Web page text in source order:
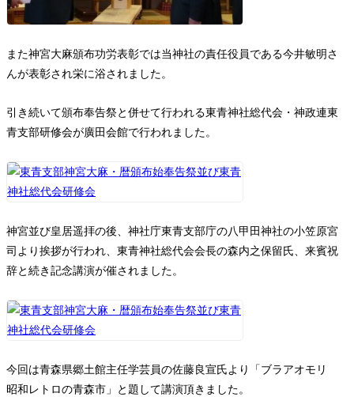
また神宮大麻頒布功労表彰では当神社の責任役員である今井敏明さ
んが表彰され栄に浴されました。
引き続いて頒布奉告祭と併せて行われる東青神社総代会・神政連東
青支部研修会が廣田会館で行われました。
神宮並び皇居遥拝の後、神社庁東青支部庁の八甲田神社の小笠原宮
司より挨拶が行われ、東青神社総代会会長の森内之保留氏、来賓祝
辞と続き記念講演が催されました。
今回は青森県郷土館主任学芸員の佐藤良宣氏より「ブラアオモリ
昭和レトロの青森市」と題して講演頂きました。